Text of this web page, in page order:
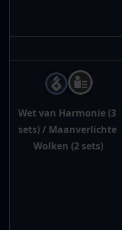
Wet van Harmonie (3
sets) / Maanverlichte
Wolken (2 sets)